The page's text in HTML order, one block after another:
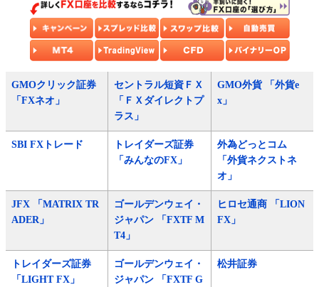
GMOクリック証券
「FXネオ」
セントラル短資ＦＸ
「ＦＸダイレクトプ
ラス」
GMO外貨 「外貨e
x」
SBI FXトレード
トレイダーズ証券
「みんなのFX」
外為どっとコム
「外貨ネクストネ
オ」
JFX 「MATRIX TR
ADER」
ゴールデンウェイ・
ジャパン 「FXTF M
T4」
ヒロセ通商 「LION
FX」
トレイダーズ証券
「LIGHT FX」
ゴールデンウェイ・
ジャパン 「FXTF G
松井証券